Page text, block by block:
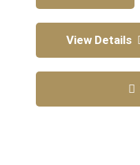
View Details